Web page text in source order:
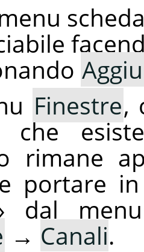
Finestre,
che
rimane
portare
dal
→ Canali.